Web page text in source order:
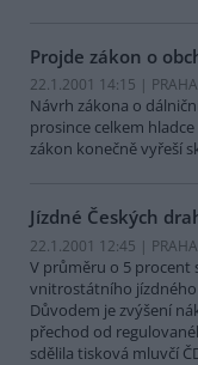
Projde zákon o
22.1.2001 14:15 |
Návrh zákona o
prosince celkem
zákon konečně vyřeší
Jízdné Českých
22.1.2001 12:45 |
V průměru o 5 procent
vnitrostátního
Důvodem je zvýšení
přechod od
sdělila tisková mluvčí